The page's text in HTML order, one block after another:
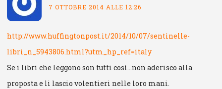
7 OTTOBRE 2014 ALLE 12:26
http://www.huffingtonpost.it/2014/10/07/sentinelle-
libri_n_5943806.html?utm_hp_ref=italy
Se i libri che leggono son tutti così…non aderisco alla
proposta e li lascio volentieri nelle loro mani.